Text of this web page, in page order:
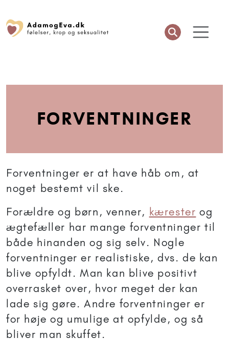
FORVENTNINGER
Forventninger er at have håb om, at
noget bestemt vil ske.
Forældre og børn, venner, kærester og
ægtefæller har mange forventninger til
både hinanden og sig selv. Nogle
forventninger er realistiske, dvs. de kan
blive opfyldt. Man kan blive positivt
overrasket over, hvor meget der kan
lade sig gøre. Andre forventninger er
for høje og umulige at opfylde, og så
bliver man skuffet.